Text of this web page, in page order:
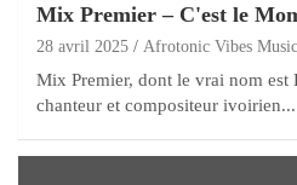
Mix Premier – C'est le
28 avril 2025 Afrotonic Vibes Music
Mix Premier, dont le vrai nom est
chanteur et compositeur ivoirien...